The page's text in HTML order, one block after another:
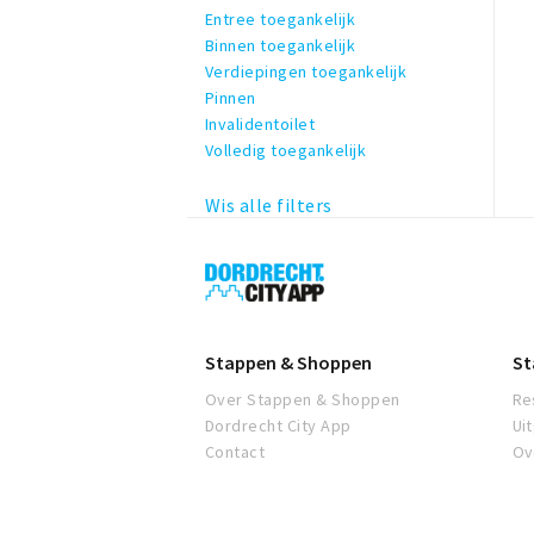
Entree toegankelijk
Binnen toegankelijk
Verdiepingen toegankelijk
Pinnen
Invalidentoilet
Volledig toegankelijk
Wis alle filters
Dordrecht
City
Stappen & Shoppen
Over Stappen & Shoppen
Dordrecht City App
Contact